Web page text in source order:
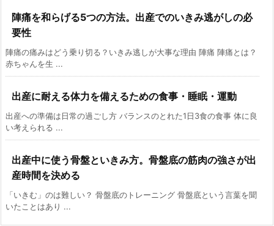
陣痛を和らげる5つの方法。出産でのいきみ逃がしの必
要性
陣痛の痛みはどう乗り切る？いきみ逃しが大事な理由 陣痛 陣痛とは？
赤ちゃんを生 ...
出産に耐える体力を備えるための食事・睡眠・運動
出産への準備は日常の過ごし方 バランスのとれた1日3食の食事 体に良
い考えられる ...
出産中に使う骨盤といきみ方。骨盤底の筋肉の強さが出
産時間を決める
「いきむ」のは難しい？ 骨盤底のトレーニング 骨盤底という言葉を聞
いたことはあり ...